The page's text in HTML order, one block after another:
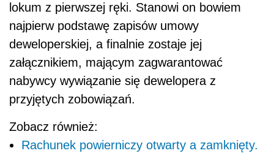
lokum z pierwszej ręki. Stanowi on bowiem
najpierw podstawę zapisów umowy
deweloperskiej, a finalnie zostaje jej
załącznikiem, mającym zagwarantować
nabywcy wywiązanie się dewelopera z
przyjętych zobowiązań.
Zobacz również:
Rachunek powierniczy otwarty a zamknięty.